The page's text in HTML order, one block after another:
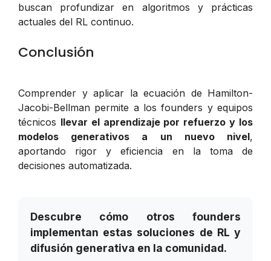
buscan profundizar en algoritmos y prácticas
actuales del RL continuo.
Conclusión
Comprender y aplicar la ecuación de Hamilton-
Jacobi-Bellman permite a los founders y equipos
técnicos llevar el aprendizaje por refuerzo y los
modelos generativos a un nuevo nivel,
aportando rigor y eficiencia en la toma de
decisiones automatizada.
Descubre cómo otros founders
implementan estas soluciones de RL y
difusión generativa en la comunidad.